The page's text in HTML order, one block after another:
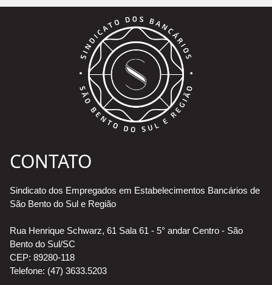
CONTATO
Sindicato dos Empregados em Estabelecimentos Bancários de
São Bento do Sul e Região
Rua Henrique Schwarz, 61 Sala 61 - 5° andar Centro - São
Bento do Sul/SC
CEP: 89280-118
Telefone: (47) 3633.5203